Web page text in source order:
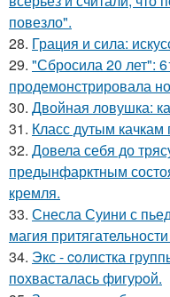
повезло".
28. Грация и сила:
29. "Сбросила 20 лет":
продемонстрировала
30. Двойная ловушка:
31. Класс дутым качкам
32. Довела себя до
предынфарктным
кремля.
33. Снесла Суини с
магия
34. Экс - coлистка
пoхвасталась фигуpoй.